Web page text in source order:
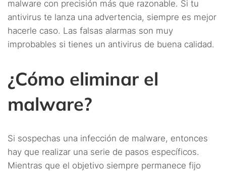
malware con precisión más que razonable. Si tu
antivirus te lanza una advertencia, siempre es mejor
hacerle caso. Las falsas alarmas son muy
improbables si tienes un antivirus de buena calidad.
¿Cómo eliminar el
malware?
Si sospechas una infección de malware, entonces
hay que realizar una serie de pasos específicos.
Mientras que el objetivo siempre permanece fijo